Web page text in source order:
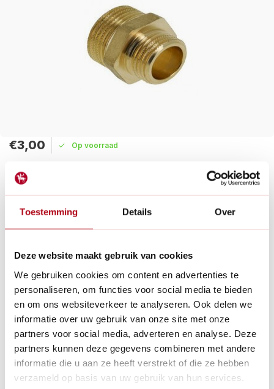
Toestemming Details Over
Deze website maakt gebruik van cookies
We gebruiken cookies om content en advertenties te
personaliseren, om functies voor social media te bieden
en om ons websiteverkeer te analyseren. Ook delen we
informatie over uw gebruik van onze site met onze
partners voor social media, adverteren en analyse. Deze
partners kunnen deze gegevens combineren met andere
informatie die u aan ze heeft verstrekt of die ze hebben
verzameld op basis van uw gebruik van hun services.
€3,00 Op voorraad
Maak een keuze:
Lees meer
Betaal achteraf met Riverty.
Gratis verzendenvanaf € 60 in België en Nederland.*
14dagen bedenktijd
Al28 jaarde tuinspecialist voor tuinliefhebbers
Nieuw:Haal je bestelling in Wilnis bij ons op!
Stel een vraag over dit product